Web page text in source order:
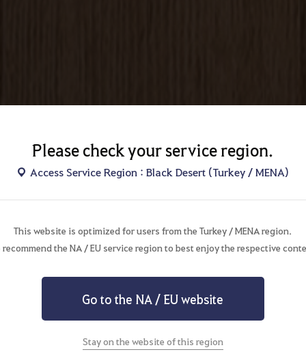
Please check your service region.
Access Service Region : Black Desert (Turkey / MENA)
This website is optimized for users from the Turkey / MENA region.
recommend the NA / EU service region to best enjoy the respective
Go to the NA / EU website
Stay on the website of this region